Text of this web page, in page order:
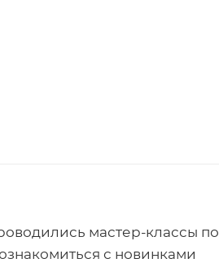
мастер-классы по
с новинками